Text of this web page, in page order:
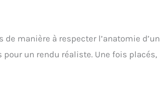
manière à respecter l’anatomie d’un
un rendu réaliste. Une fois placés,